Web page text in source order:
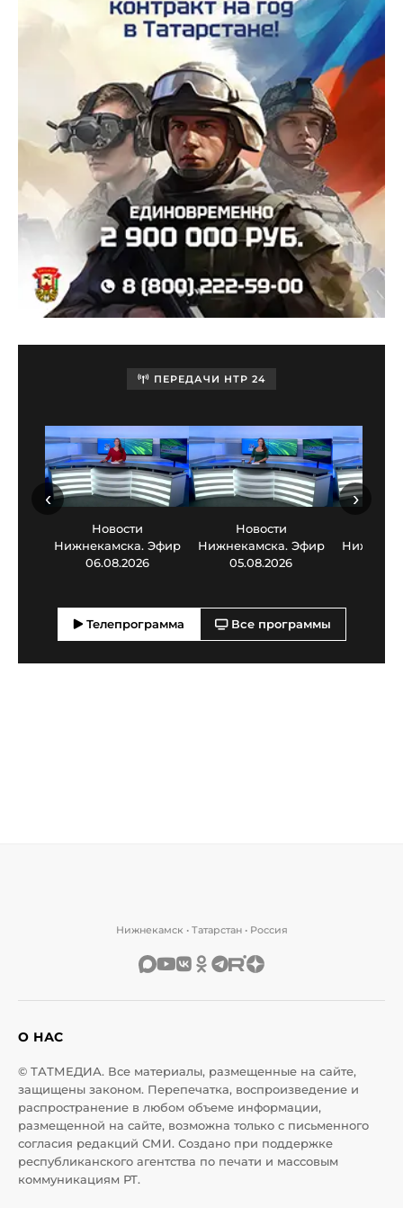
ПЕРЕДАЧИ НТР 24
Новости
Нижнекамска. Эфир
06.08.2026
Новости
Нижнекамска. Эфир
05.08.2026
‹ ›
Телепрограмма Все программы
Нижнекамск • Татарстан • Россия
О НАС
© ТАТМЕДИА. Все материалы, размещенные на сайте,
защищены законом. Перепечатка, воспроизведение и
распространение в любом объеме информации,
размещенной на сайте, возможна только с письменного
согласия редакций СМИ. Создано при поддержке
республиканского агентства по печати и массовым
коммуникациям РТ.